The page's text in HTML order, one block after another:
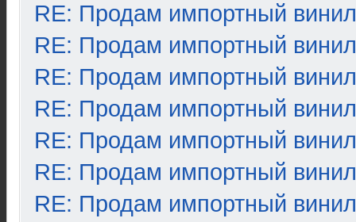
RE: Продам импортный винил
RE: Продам импортный винил
RE: Продам импортный винил
RE: Продам импортный винил
RE: Продам импортный винил
RE: Продам импортный винил
RE: Продам импортный винил